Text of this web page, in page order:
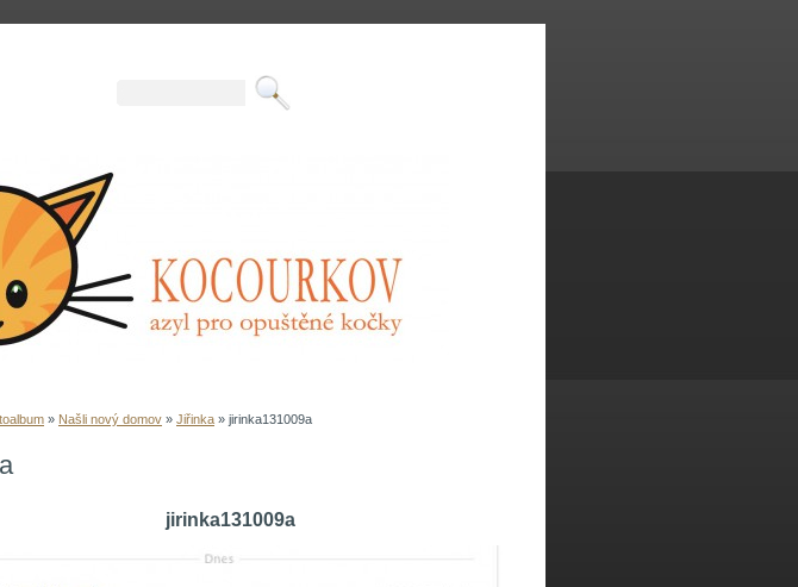
» Našli nový domov » Jiřinka » jirinka131009a
jirinka131009a